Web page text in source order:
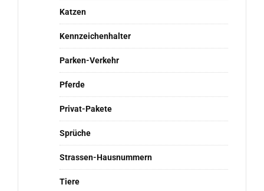
Katzen
Kennzeichenhalter
Parken-Verkehr
Pferde
Privat-Pakete
Sprüche
Strassen-Hausnummern
Tiere